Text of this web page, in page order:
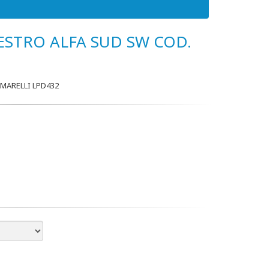
ALFA SUD SW COD.
LPD432